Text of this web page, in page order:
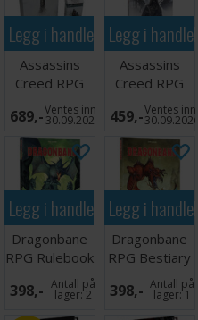
Legg i handlekurven
Assassins
Creed RPG
Complete
Accessory
689,-Ventes inn
30.09.2026
Legg i
Assassins
Creed RPG
Forging
History
459,-Ventes inn
30.09.2026
Legg i handlekurven
Dragonbane
RPG Rulebook
398,- Antall på
lager:2
Legg i
Dragonbane
RPG Bestiary
398,- Antall på
lager:1